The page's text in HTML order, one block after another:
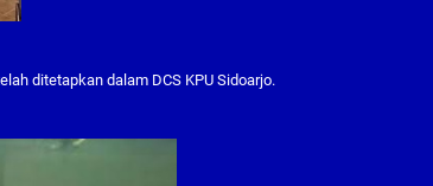
ditetapkan dalam DCS KPU Sidoarjo.